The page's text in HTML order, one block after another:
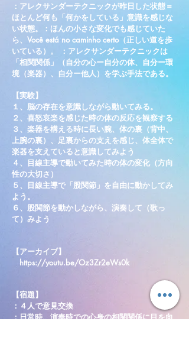
：アレクサンダーテクニックが昨日した状態＝
ほとんど何も「何かをしている」意識を感じな
い状態。：ほんの小さな変化でも感じていた
ら、Você está no caminho certo（正しい道を歩
いている）。 ：アレクサンダーテクニックは
「相関関係」（自分の心ー自分の体、自分ー環
境（楽器）、自分ー他人）を学ぶ手法である。​
【実験】
１、脳の存在を意識しながら動いてみる。
２、喜怒哀楽を感じた時の体の反応を観察する
３、楽器を構える時に長い腕、体の裏（背中、
上腕の裏）、足裏からの支えを感じ、体全体で
楽器を支えていると意識してみよう
４、目線主導で動いてみた時の体の変化（方向
性の大切さ）
５、目線主導で「股関節」を自由に動かしてみ
よう。
６、股関節を動かしながら、演奏して（歌っ
て）みよう
【アーカイブ】
https://youtu.be/Oz3Zr2eWs0k
【宿題】
：４人で意見交換
：日常時、演奏時での心身の相関関係に目を向